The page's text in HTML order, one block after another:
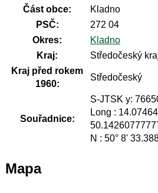
Část obce:
Kladno
PSČ:
272 04
Okres:
Kladno
Kraj:
Středočeský
Kraj před rokem
1960:
Středočeský
Souřadnice:
S-JTSK y:
Long :
N : 50° 8'
Mapa